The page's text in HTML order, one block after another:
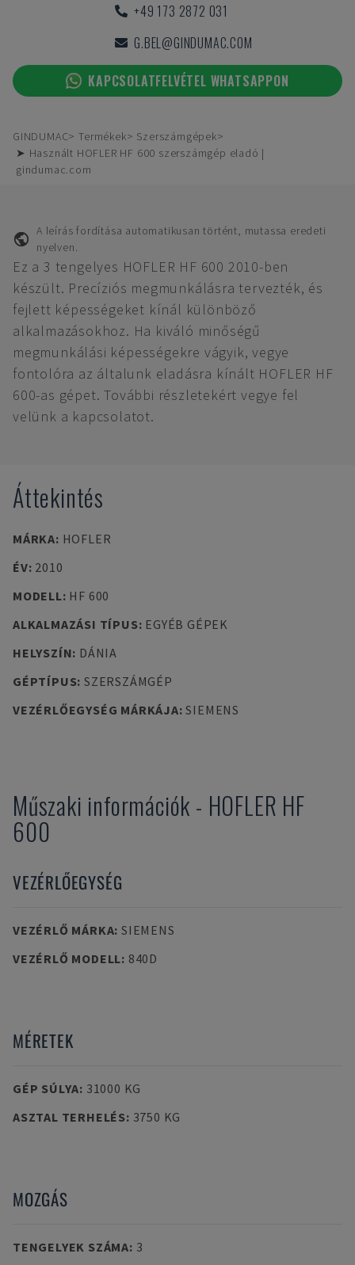
+49 173 2872 031
G.BEL@GINDUMAC.COM
KAPCSOLATFELVÉTEL WHATSAPPON
GINDUMAC Termékek
Szerszámgépek
➤ Használt HOFLER HF 600 szerszámgép eladó |
gindumac.com
A leírás fordítása automatikusan történt, mutassa eredeti
nyelven.
Ez a 3 tengelyes HOFLER HF 600 2010-ben
készült. Precíziós megmunkálásra tervezték, és
fejlett képességeket kínál különböző
alkalmazásokhoz. Ha kiváló minőségű
megmunkálási képességekre vágyik, vegye
fontolóra az általunk eladásra kínált HOFLER HF
600-as gépet. További részletekért vegye fel
velünk a kapcsolatot.
Áttekintés
MÁRKA: HOFLER
ÉV: 2010
MODELL: HF 600
ALKALMAZÁSI TÍPUS: EGYÉB GÉPEK
HELYSZÍN: DÁNIA
GÉPTÍPUS: SZERSZÁMGÉP
VEZÉRLŐEGYSÉG MÁRKÁJA:SIEMENS
Műszaki információk - HOFLER HF
600
VEZÉRLŐEGYSÉG
VEZÉRLŐ MÁRKA: SIEMENS
VEZÉRLŐ MODELL: 840D
MÉRETEK
GÉP SÚLYA: 31000 KG
ASZTAL TERHELÉS: 3750 KG
MOZGÁS
TENGELYEK SZÁMA: 3